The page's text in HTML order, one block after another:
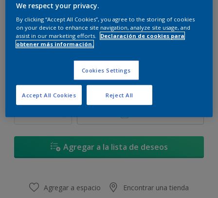
Lavanda Crepúsculo - 38BB 69/096
Cambiar de color
Tamaño
3,6 L
Cantidad Calculadora de pintura
Agregar a la lista de deseos
Agregar a espacio Encontrar una tienda
We respect your privacy.
By clicking “Accept All Cookies”, you agree to the storing of cookies
on your device to enhance site navigation, analyze site usage, and
assist in our marketing efforts.
Declaración de cookies para
obtener más información.
Cookies Settings
Reject All
Accept All Cookies